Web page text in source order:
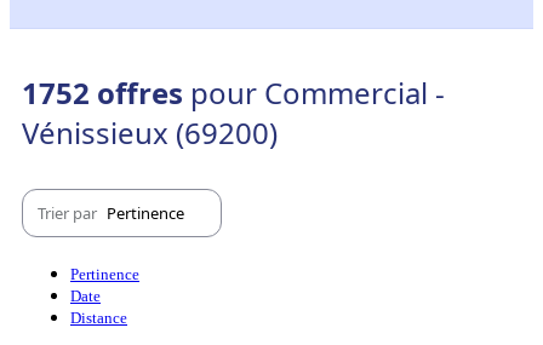
1752 offres pour Commercial -
Vénissieux (69200)
Trier par Pertinence
Pertinence
Date
Distance